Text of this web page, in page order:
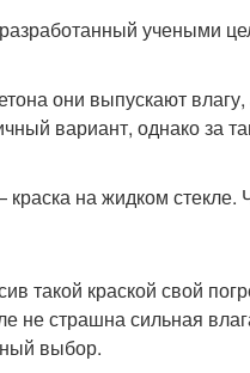
учеными
они выпускают
вариант, однако за
на жидком стекле.
такой краской свой
не страшна сильная
выбор.